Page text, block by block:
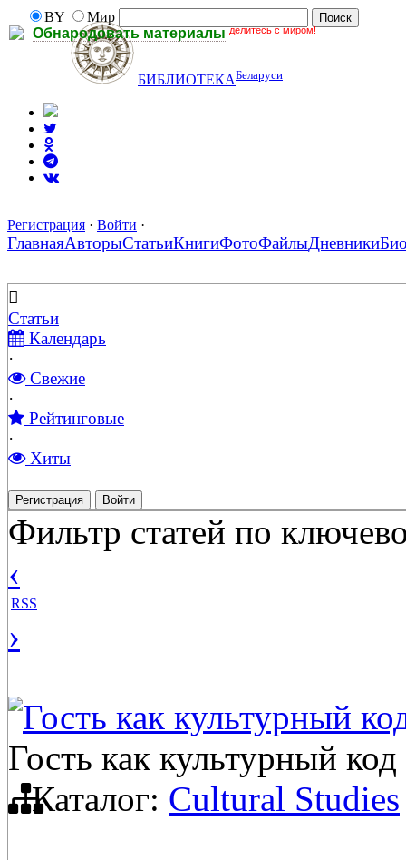
Обнародовать материалы делитесь с миром!
BY Мир
БИБЛИОТЕКАБеларуси
Регистрация · Войти ·
ГлавнаяАвторыСтатьиКнигиФотоФайлыДневники
Статьи
Календарь
·
Свежие
·
Рейтинговые
·
Хиты
Регистрация Войти
Фильтр статей по
‹
RSS
›
Гость как культурный
Гость как культурный код
Каталог: Cultural Studies